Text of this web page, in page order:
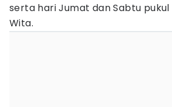
serta hari Jumat dan Sabtu
Wita.